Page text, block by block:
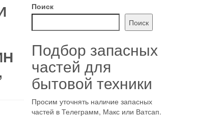
Поиск
Поиск
Подбор запасных
частей для
бытовой техники
Просим уточнять наличие запасных
частей в Телеграмм, Макс или Ватсап.